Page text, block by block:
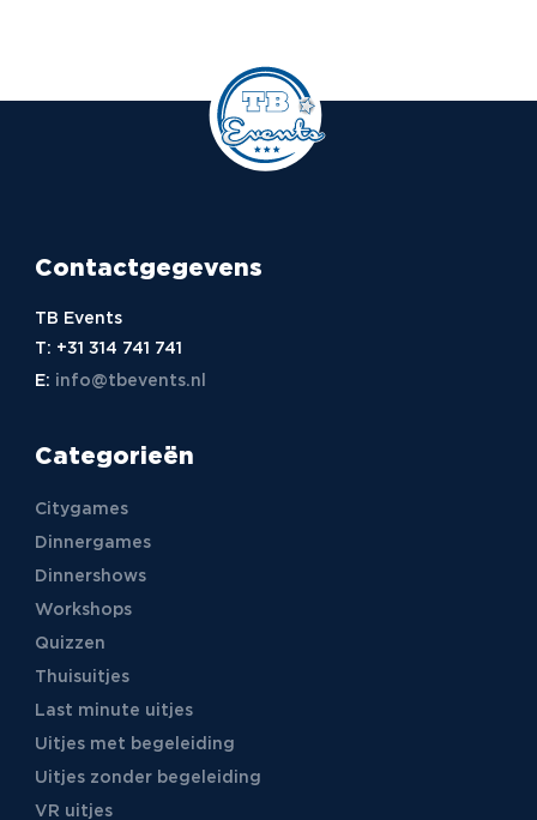
Contactgegevens
TB Events
T: +31 314 741 741
E: info@tbevents.nl
Categorieën
Citygames
Dinnergames
Dinnershows
Workshops
Quizzen
Thuisuitjes
Last minute uitjes
Uitjes met begeleiding
Uitjes zonder begeleiding
VR uitjes